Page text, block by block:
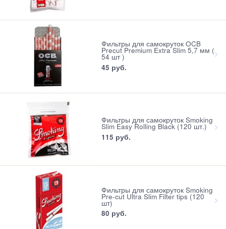
Фильтры для самокруток OCB
Precut Premium Extra Slim 5,7 мм (
54 шт )
45 руб.
Фильтры для самокруток Smoking
Slim Easy Rolling Black (120 шт.)
115 руб.
Фильтры для самокруток Smoking
Pre-cut Ultra Slim Filter tips (120
шт)
80 руб.